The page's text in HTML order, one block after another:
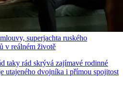
superjachta ruského
v reálném životě
taky rád skrývá zajímavé rodinné
utajeného dvojníka i přímou spojitost